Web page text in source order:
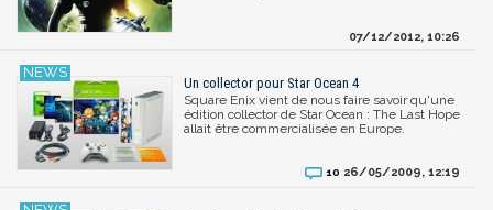
07/12/2012, 10:26
Un collector pour Star Ocean 4
Square Enix vient de nous faire savoir qu'une
édition collector de Star Ocean : The Last Hope
allait être commercialisée en Europe.
10 26/05/2009, 12:19